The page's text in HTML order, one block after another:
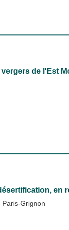
de l'Est
en
Grignon